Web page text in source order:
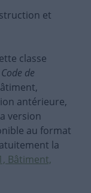
et
classe
Code de
antérieure,
version
au format
la
Bâtiment,